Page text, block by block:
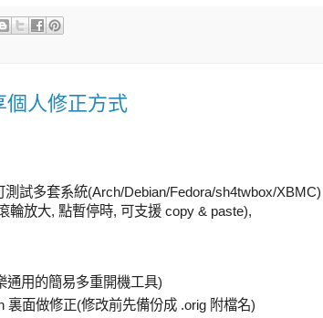
個人修正方式
試多套系統(Arch/Debian/Fedora/sh4twbox/XBMC)
輪放大, 點暫停時, 可支援 copy & paste),
通用的簡易多重開機工具)
裏面做修正(修改前先備份成 .orig 附檔名)